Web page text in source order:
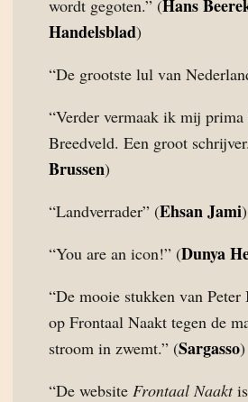
wordt gegoten.” (Hans
Handelsblad)
“De grootste lul van
“Verder vermaak ik mij
Breedveld. Een groot
Brussen)
“Landverrader” (Ehsan Jami)
“You are an icon!” (Dunya
“De mooie stukken van Peter
op Frontaal Naakt tegen de
stroom in zwemt.” (Sargasso)
“De website Frontaal Naaktis